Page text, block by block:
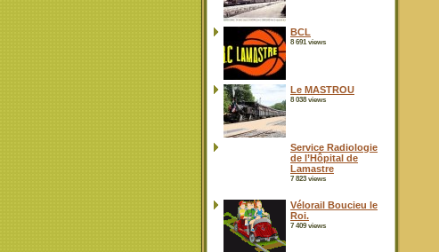
BCL
8 691 views
Le MASTROU
8 038 views
Service Radiologie
de l’Hôpital de
Lamastre
7 823 views
Vélorail Boucieu le
Roi.
7 409 views